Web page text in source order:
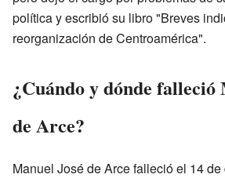
política y escribió su libro "Breves
reorganización de Centroamérica".
¿Cuándo y dónde falleció
de Arce?
Manuel José de Arce falleció el 14